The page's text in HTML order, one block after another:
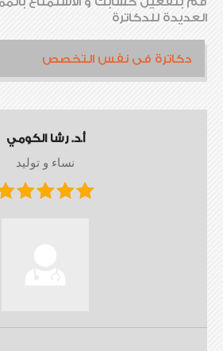
العديدة للدكاترة
دكاترة فى نفس التخصص
أ.د. رشا الكومي
نساء و توليد